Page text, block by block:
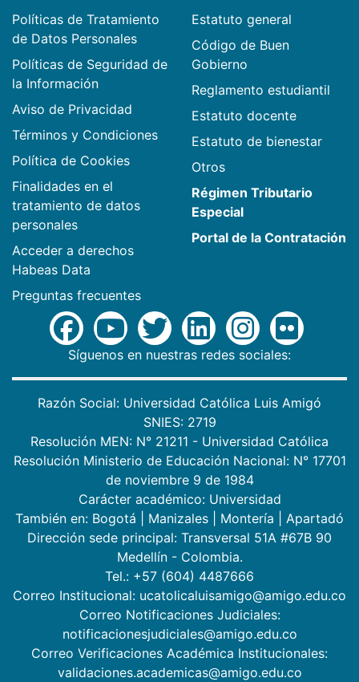
Políticas de Tratamiento
de Datos Personales
Políticas de Seguridad de
la Información
Aviso de Privacidad
Términos y Condiciones
Política de Cookies
Finalidades en el
tratamiento de datos
personales
Acceder a derechos
Habeas Data
Preguntas frecuentes
Estatuto general
Código de Buen
Gobierno
Reglamento estudiantil
Estatuto docente
Estatuto de bienestar
Otros
Régimen Tributario
Especial
Portal de la Contratación
Síguenos en nuestras redes sociales:
Razón Social: Universidad Católica Luis Amigó
SNIES: 2719
Resolución MEN: N° 21211 - Universidad Católica
Resolución Ministerio de Educación Nacional: N° 17701
de noviembre 9 de 1984
Carácter académico: Universidad
También en: Bogotá Manizales Montería
Apartadó
Dirección sede principal: Transversal 51A #67B 90
Medellín - Colombia.
Tel.: +57 (604) 4487666
Correo Institucional: ucatolicaluisamigo@amigo.edu.co
Correo Notificaciones Judiciales:
notificacionesjudiciales@amigo.edu.co
Correo Verificaciones Académica Institucionales:
validaciones.academicas@amigo.edu.co